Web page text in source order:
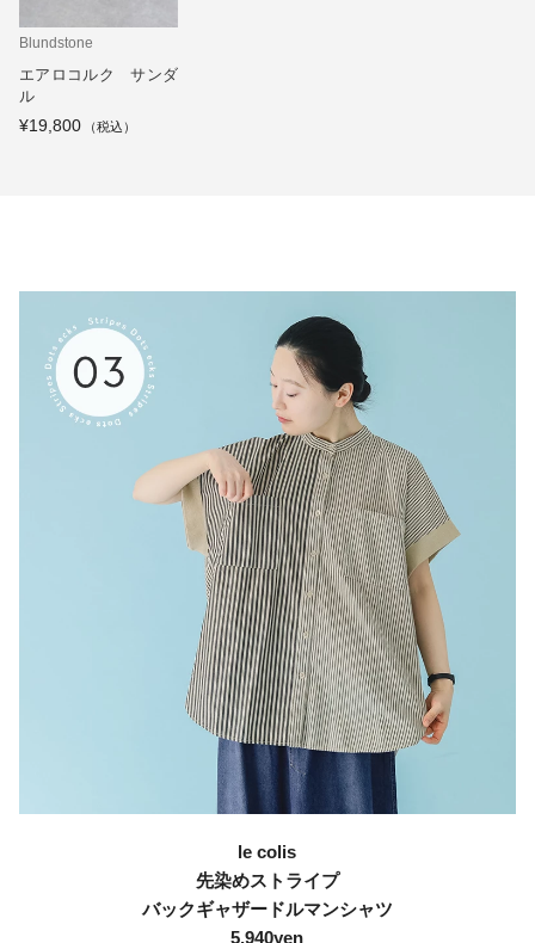
Blundstone
エアロコルク サンダ
ル
¥19,800
le colis
先染めストライプ
バックギャザードルマンシャツ
5,940yen